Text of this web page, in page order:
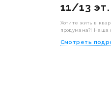
11/13 эт.
Хотите жить в
продумана?! Наша
Смотреть